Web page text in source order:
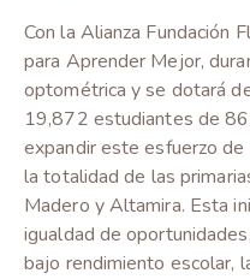
Con la Alianza Fundación
para Aprender Mejor,
optométrica y se dotará
19,872 estudiantes de
expandir este esfuerzo
la totalidad de las
Madero y Altamira. Esta
igualdad de
bajo rendimiento escolar,